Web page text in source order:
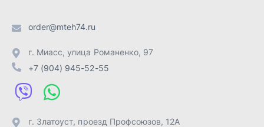
г. Челябинск
+7 (904) 945-04-44
Отправить заявку